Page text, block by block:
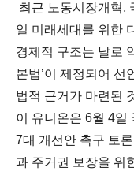
최근 노동시장개혁,
일 미래세대를 위한
경제적 구조는 날로
본법’이 제정되어 선
법적 근거가 마련된
이 유니온은 6월 4일
7대 개선안 촉구 토
과 주거권 보장을 위